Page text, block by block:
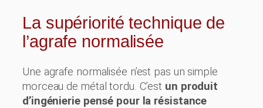
La supériorité technique de
l’agrafe normalisée
Une agrafe normalisée n’est pas un simple
morceau de métal tordu. C’est un produit
d’ingénierie pensé pour la résistance